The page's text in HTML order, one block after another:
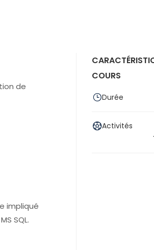
de
impliqué
SQL.
COURS
Durée
Activités